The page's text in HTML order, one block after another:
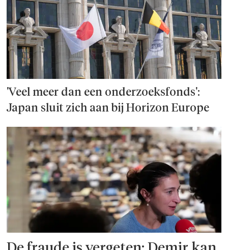
'Veel meer dan een onderzoeks­fonds':
Japan sluit zich aan bij Horizon Europe